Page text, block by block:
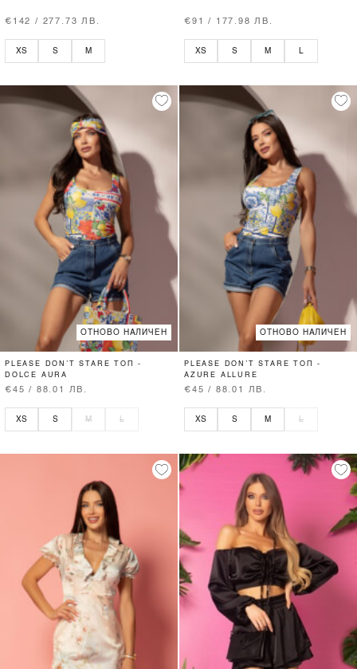
€142 / 277.73 ЛВ.
XS S M
€91 / 177.98 ЛВ.
XS S M
ОТНОВО НАЛИЧЕН
PLEASE DON’T STARE ТОП -
DOLCE AURA
€45 / 88.01 ЛВ.
XS S M L
ОТНОВО НАЛИЧЕН
PLEASE DON’T STARE ТОП -
AZURE ALLURE
€45 / 88.01 ЛВ.
XS S M L